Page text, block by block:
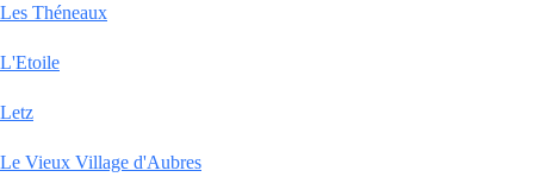
Les Théneaux
L'Etoile
Letz
Le Vieux Village d'Aubres